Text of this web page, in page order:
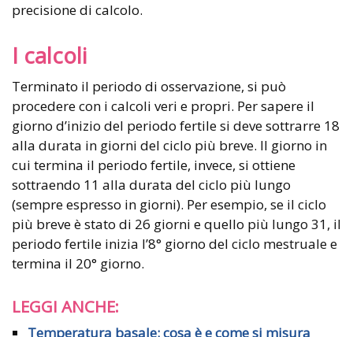
precisione di calcolo.
I calcoli
Terminato il periodo di osservazione, si può
procedere con i calcoli veri e propri. Per sapere il
giorno d’inizio del periodo fertile si deve sottrarre 18
alla durata in giorni del ciclo più breve. Il giorno in
cui termina il periodo fertile, invece, si ottiene
sottraendo 11 alla durata del ciclo più lungo
(sempre espresso in giorni). Per esempio, se il ciclo
più breve è stato di 26 giorni e quello più lungo 31, il
periodo fertile inizia l’8° giorno del ciclo mestruale e
termina il 20° giorno.
LEGGI ANCHE:
Temperatura basale: cosa è e come si misura